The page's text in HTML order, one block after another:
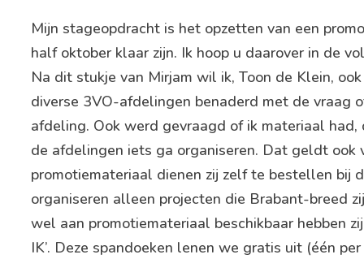
Mijn stageopdracht is het opzetten van een
half oktober klaar zijn. Ik hoop u daarover in de
Na dit stukje van Mirjam wil ik, Toon de Klein,
diverse 3VO-afdelingen benaderd met de vraag
afdeling. Ook werd gevraagd of ik materiaal
de afdelingen iets ga organiseren. Dat geldt
promotiemateriaal dienen zij zelf te bestellen bij
organiseren alleen projecten die Brabant-breed
wel aan promotiemateriaal beschikbaar hebben
IK’. Deze spandoeken lenen we gratis uit (één